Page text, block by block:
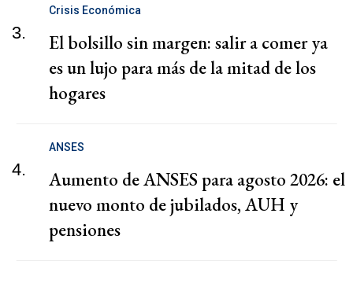
3.
Crisis Económica
El bolsillo sin margen: salir a comer ya
es un lujo para más de la mitad de los
hogares
4.
ANSES
Aumento de ANSES para agosto 2026: el
nuevo monto de jubilados, AUH y
pensiones